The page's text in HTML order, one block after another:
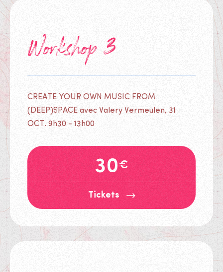
Workshop 3
CREATE YOUR OWN MUSIC FROM
(DEEP)SPACE avec Valery Vermeulen, 31
OCT. 9h30 - 13h00
Tickets
30€
Tickets
Tickets